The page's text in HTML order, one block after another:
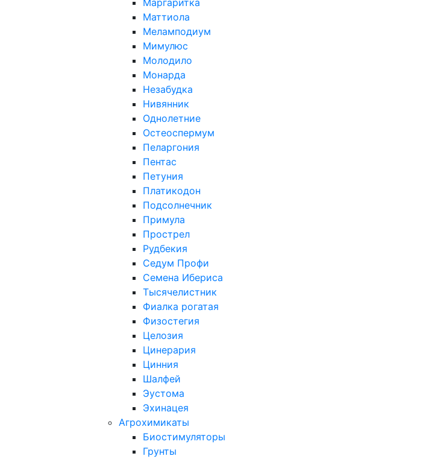
Маргаритка
Маттиола
Меламподиум
Мимулюс
Молодило
Монарда
Незабудка
Нивянник
Однолетние
Остеоспермум
Пеларгония
Пентас
Петуния
Платикодон
Подсолнечник
Примула
Прострел
Рудбекия
Седум Профи
Семена Ибериса
Тысячелистник
Фиалка рогатая
Физостегия
Целозия
Цинерария
Цинния
Шалфей
Эустома
Эхинацея
Агрохимикаты
Биостимуляторы
Грунты